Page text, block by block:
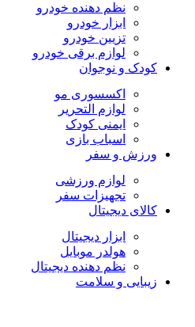
نظم دهنده خودرو
ابزار خودرو
تزیین خودرو
لوازم برقی خودرو
کودک و نوجوان
اکسسوری مو
لوازم التحریر
ایمنی کودک
اسباب بازی
ورزش و سفر
لوازم ورزشی
تجهیزات سفر
کالای دیجیتال
ابزار دیجیتال
هولدر موبایل
نظم دهنده دیجیتال
زیبایی و سلامت